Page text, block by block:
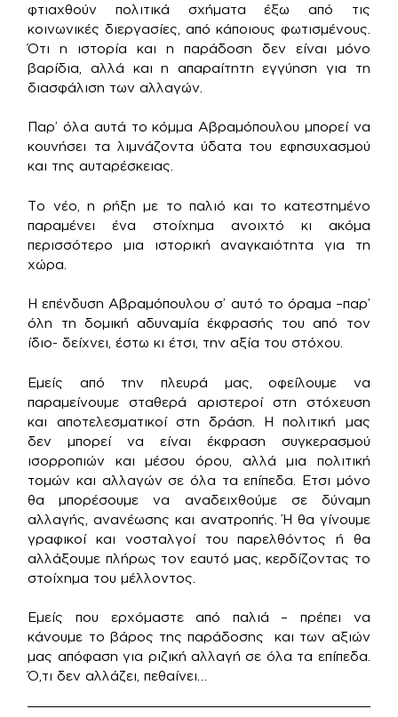
φτιαχθούν πολιτικά σχήματα έξω από τις
κοινωνικές διεργασίες, από κάποιους φωτισμένους.
Ότι η ιστορία και η παράδοση δεν είναι μόνο
βαρίδια, αλλά και η απαραίτητη εγγύηση για τη
διασφάλιση των αλλαγών.
Παρ’ όλα αυτά το κόμμα Αβραμόπουλου μπορεί να
κουνήσει τα λιμνάζοντα ύδατα του εφησυχασμού
και της αυταρέσκειας.
Το νέο, η ρήξη με το παλιό και το κατεστημένο
παραμένει ένα στοίχημα ανοιχτό κι ακόμα
περισσότερο μια ιστορική αναγκαιότητα για τη
χώρα.
Η επένδυση Αβραμόπουλου σ’ αυτό το όραμα –παρ’
όλη τη δομική αδυναμία έκφρασής του από τον
ίδιο- δείχνει, έστω κι έτσι, την αξία του στόχου.
Εμείς από την πλευρά μας, οφείλουμε να
παραμείνουμε σταθερά αριστεροί στη στόχευση
και αποτελεσματικοί στη δράση. Η πολιτική μας
δεν μπορεί να είναι έκφραση συγκερασμού
ισορροπιών και μέσου όρου, αλλά μια πολιτική
τομών και αλλαγών σε όλα τα επίπεδα. Ετσι μόνο
θα μπορέσουμε να αναδειχθούμε σε δύναμη
αλλαγής, ανανέωσης και ανατροπής. Ή θα γίνουμε
γραφικοί και νοσταλγοί του παρελθόντος ή θα
αλλάξουμε πλήρως τον εαυτό μας, κερδίζοντας το
στοίχημα του μέλλοντος.
Εμείς που ερχόμαστε από παλιά – πρέπει να
κάνουμε το βάρος της παράδοσης και των αξιών
μας απόφαση για ριζική αλλαγή σε όλα τα επίπεδα.
Ό,τι δεν αλλάζει, πεθαίνει…